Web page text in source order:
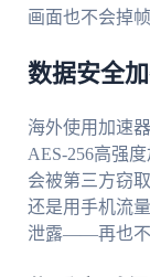
画面也不会掉帧
数据安全
海外使用加速
AES-256高强
会被第三方窃
还是用手机流
泄露——再也不